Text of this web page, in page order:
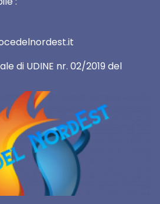
di UDINE nr. 02/2019 del